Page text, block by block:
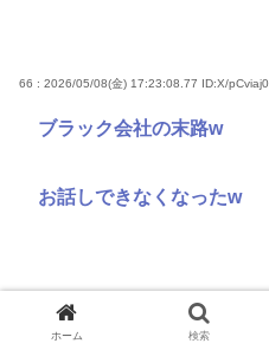
66 : 2026/05/08(金) 17:23:08.77 ID:X/pCviaj0
ブラック会社の末路w
お話しできなくなったw
ホーム 検索